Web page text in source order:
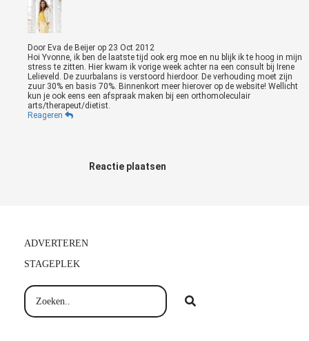
Door Eva de Beijer op 23 Oct 2012
Hoi Yvonne, ik ben de laatste tijd ook erg moe en nu blijk ik te hoog in mijn
stress te zitten. Hier kwam ik vorige week achter na een consult bij Irene
Lelieveld. De zuurbalans is verstoord hierdoor. De verhouding moet zijn
zuur 30% en basis 70%. Binnenkort meer hierover op de website! Wellicht
kun je ook eens een afspraak maken bij een orthomoleculair
arts/therapeut/dietist.
Reageren
Reactie plaatsen
ADVERTEREN
STAGEPLEK